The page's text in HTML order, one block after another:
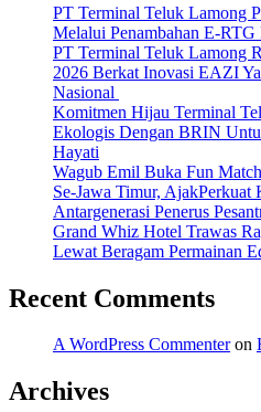
PT Terminal Teluk Lamong
Melalui Penambahan E-
PT Terminal Teluk Lamong
2026 Berkat Inovasi EAZI
Nasional
Komitmen Hijau Terminal
Ekologis Dengan BRIN
Hayati
Wagub Emil Buka Fun
Se-Jawa Timur,
Antargenerasi Penerus
Grand Whiz Hotel Trawas
Lewat Beragam Permainan
Recent Comments
A WordPress Commenteron
Archives